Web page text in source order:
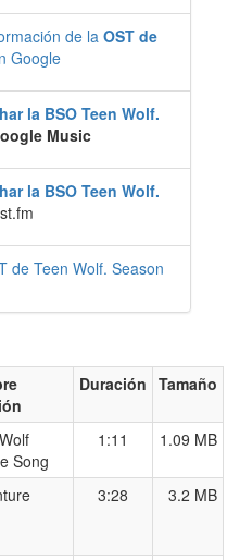
de laOST de
Google
la BSO Teen Wolf.
Music
la BSO Teen Wolf.
de Teen Wolf. Season
Duración Tamaño
Song
1:11 1.09 MB
3:28 3.2 MB